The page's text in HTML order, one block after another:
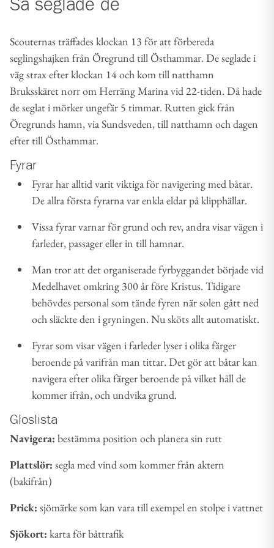
Så seglade de
Scouternas träffades klockan 13 för att förbereda
seglingshajken från Öregrund till Östhammar. De seglade i
väg strax efter klockan 14 och kom till natthamn
Bruksskäret norr om Herräng Marina vid 22-tiden. Då hade
de seglat i mörker ungefär 5 timmar. Rutten gick från
Öregrunds hamn, via Sundsveden, till natthamn och dagen
efter till Östhammar.
Fyrar
Fyrar har alltid varit viktiga för navigering med båtar.
De allra första fyrarna var enkla eldar på klipphällar.
Vissa fyrar varnar för grund och rev, andra visar vägen i
farleder, passager eller in till hamnar.
Man tror att det organiserade fyrbyggandet började vid
Medelhavet omkring 300 år före Kristus. Tidigare
behövdes personal som tände fyren när solen gått ned
och släckte den i gryningen. Nu sköts allt automatiskt.
Fyrar som visar vägen i farleder lyser i olika färger
beroende på varifrån man tittar. Det gör att båtar kan
navigera efter olika färger beroende på vilket håll de
kommer ifrån, och undvika grund.
Gloslista
Navigera: bestämma position och planera sin rutt
Plattslör: segla med vind som kommer från aktern
(bakifrån)
Prick: sjömärke som kan vara till exempel en stolpe i vattnet
Sjökort: karta för båttrafik